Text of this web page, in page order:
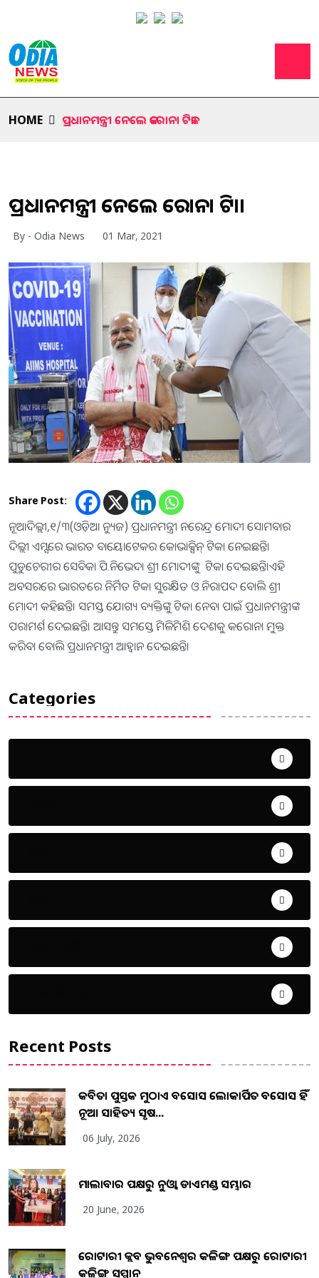
HOME ପ୍ରଧାନମନ୍ତ୍ରୀ ନେଲେ କରୋନା ଟିକା।
ପ୍ରଧାନମନ୍ତ୍ରୀ ନେଲେ କରୋନା ଟିକା।
By - Odia News 01 Mar, 2021
Share Post:
ନୂଆଦିଲ୍ଲୀ,୧/୩(ଓଡ଼ିଆ ନ୍ୟୁଜ) ପ୍ରଧାନମନ୍ତ୍ରୀ ନରେନ୍ଦ୍ର ମୋଦୀ ସୋମବାର
ଦିଲ୍ଲୀ ଏମ୍ସରେ ଭାରତ ବାୟୋଟେକର କୋଭାକ୍ସିନ୍ ଟିକା ନେଇଛନ୍ତି।
ପୁଡୁଚେରୀର ସେବିକା ପି.ନିଭେଦା ଶ୍ରୀ ମୋଦୀଙ୍କୁ ଟିକା ଦେଇଛନ୍ତି।ଏହି
ଅବସରରେ ଭାରତରେ ନିର୍ମିତ ଟିକା ସୁରକ୍ଷିତ ଓ ନିରାପଦ ବୋଲି ଶ୍ରୀ
ମୋଦୀ କହିଛନ୍ତି। ସମସ୍ତ ଯୋଗ୍ୟ ବ୍ୟକ୍ତିଙ୍କୁ ଟିକା ନେବା ପାଇଁ ପ୍ରଧାନମନ୍ତ୍ରୀଙ୍କ
ପରାମର୍ଶ ଦେଇଛନ୍ତି। ଆସନ୍ତୁ ସମସ୍ତେ ମିଳିମିଶି ଦେଶକୁ କରୋନା ମୁକ୍ତ
କରିବା ବୋଲି ପ୍ରଧାନମନ୍ତ୍ରୀ ଆହ୍ବାନ ଦେଇଛନ୍ତି।
Categories
Recent Posts
କବିତା ପୁସ୍ତକ ମୁଠାଏ ଅବସୋସ ଲୋକାର୍ପିତ ଅବସୋସ ହିଁ
ନୂଆ ସାହିତ୍ୟ ସୃଷ...
06 July, 2026
ମାଲାବାର ପକ୍ଷରୁ ନୁଓ୍ବା ଡାଏମଣ୍ଡ ସମ୍ଭାର
20 June, 2026
ରୋଟାରୀ କ୍ଲବ ଭୁବନେଶ୍ୱର କଳିଙ୍ଗ ପକ୍ଷରୁ ରୋଟାରୀ
କଳିଙ୍ଗ ସମ୍ମାନ